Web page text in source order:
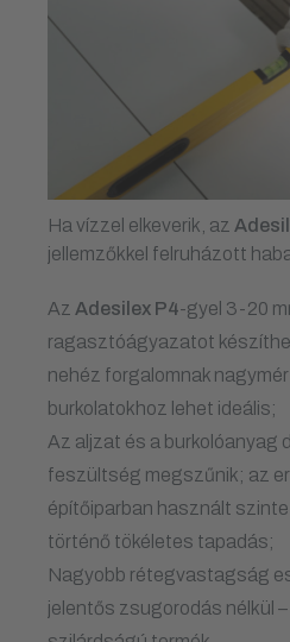
Ha vízzel elkeverik, az
jellemzőkkel felruházott
Az Adesilex P4-gyel 3-20
ragasztóágyazatot
nehéz forgalomnak
burkolatokhoz lehet ideális;
Az aljzat és a burkolóanyag
feszültség megszűnik; az
építőiparban használt
történő tökéletes tapadás;
Nagyobb rétegvastagság
jelentős zsugorodás nélkül